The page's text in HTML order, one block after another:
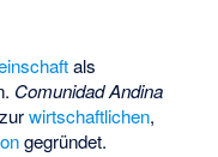
als
Comunidad Andina
wirtschaftlichen,
gegründet.